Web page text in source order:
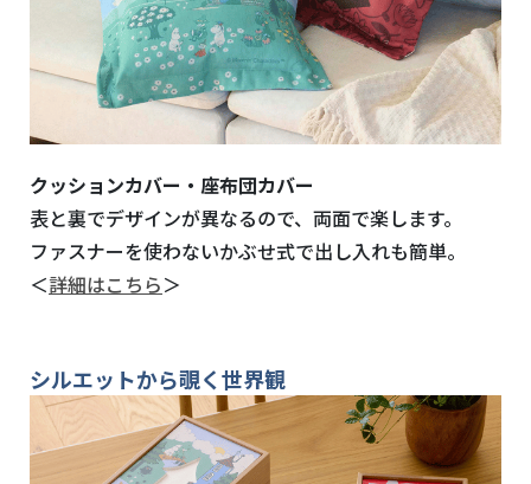
クッションカバー・座布団カバー
表と裏でデザインが異なるので、両面で楽します。
ファスナーを使わないかぶせ式で出し入れも簡単。
＜詳細はこちら＞
シルエットから覗く世界観